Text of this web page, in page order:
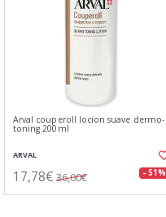
Arval couperoll locion suave dermo-
toning 200ml
ARVAL
17,78€ 36,00€ - 51%